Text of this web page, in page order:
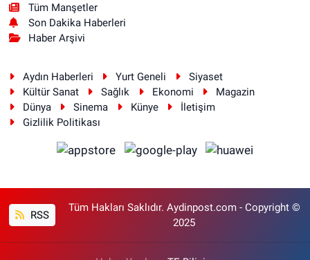
Tüm Manşetler
Son Dakika Haberleri
Haber Arşivi
Aydın Haberleri Yurt Geneli
Siyaset
Kültür Sanat
Sağlık Ekonomi
Magazin
Dünya
Sinema Künye
İletişim
Gizlilik Politikası
RSS
Tüm Hakları Saklıdır. Aydinpost.com - Copyright ©
2025